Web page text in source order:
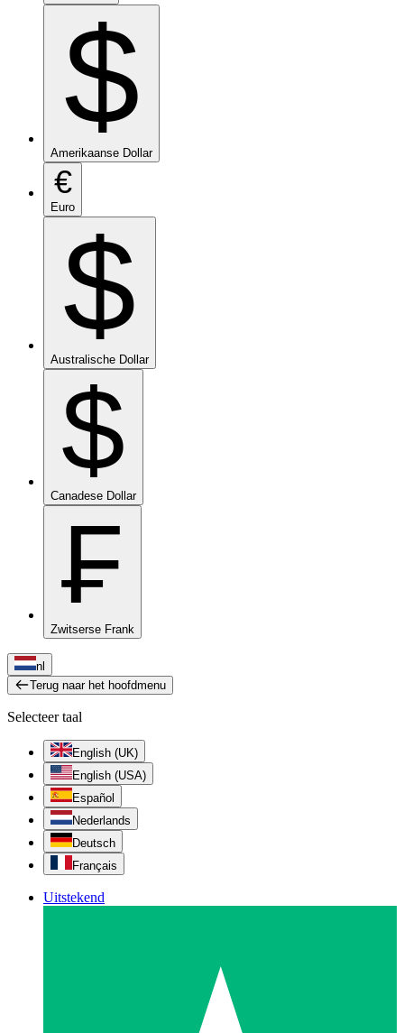
$
Amerikaanse Dollar
€
Euro
$
Australische Dollar
$
Canadese Dollar
₣
Zwitserse Frank
nl
Terug naar het hoofdmenu
Selecteer taal
English (UK)
English (USA)
Español
Nederlands
Deutsch
Français
Uitstekend